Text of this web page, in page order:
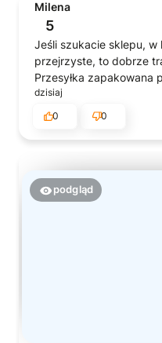
Milena
5
Jeśli szukacie sklepu,
przejrzyste, to dobrze
Przesyłka zapakowana
dzisiaj
0
0
podgląd